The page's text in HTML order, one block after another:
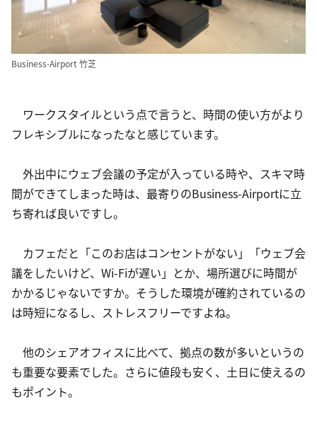
Business-Airport 竹芝
ワークスタイルという点で言うと、時間の使い方がより
フレキシブルになったなと感じています。
外出中にウェブ会議の予定が入っている時や、スキマ時
間ができてしまった時は、最寄りのBusiness-Airportに立
ち寄れば良いですし。
カフェだと「このお店はコンセントがない」「ウェブ会
議をしたいけど、Wi-Fiが遅い」とか、場所選びに時間が
かかるじゃないですか。そうした環境が確約されているの
は時短になるし、ストレスフリーですよね。
他のシェアオフィスに比べて、拠点の数が多いというの
も重要な要素でした。さらに値段も安く、土日に使えるの
もポイント。